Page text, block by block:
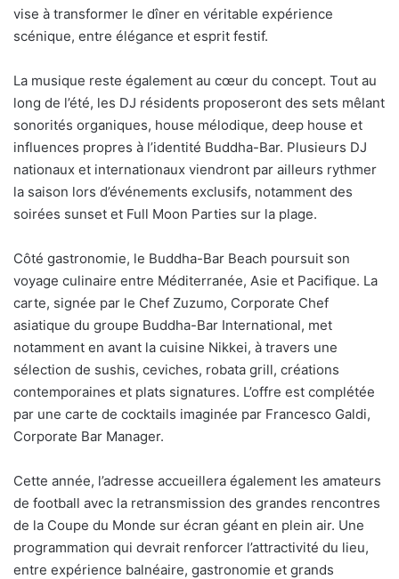
vise à transformer le dîner en véritable expérience
scénique, entre élégance et esprit festif.
La musique reste également au cœur du concept. Tout au
long de l’été, les DJ résidents proposeront des sets mêlant
sonorités organiques, house mélodique, deep house et
influences propres à l’identité Buddha-Bar. Plusieurs DJ
nationaux et internationaux viendront par ailleurs rythmer
la saison lors d’événements exclusifs, notamment des
soirées sunset et Full Moon Parties sur la plage.
Côté gastronomie, le Buddha-Bar Beach poursuit son
voyage culinaire entre Méditerranée, Asie et Pacifique. La
carte, signée par le Chef Zuzumo, Corporate Chef
asiatique du groupe Buddha-Bar International, met
notamment en avant la cuisine Nikkei, à travers une
sélection de sushis, ceviches, robata grill, créations
contemporaines et plats signatures. L’offre est complétée
par une carte de cocktails imaginée par Francesco Galdi,
Corporate Bar Manager.
Cette année, l’adresse accueillera également les amateurs
de football avec la retransmission des grandes rencontres
de la Coupe du Monde sur écran géant en plein air. Une
programmation qui devrait renforcer l’attractivité du lieu,
entre expérience balnéaire, gastronomie et grands